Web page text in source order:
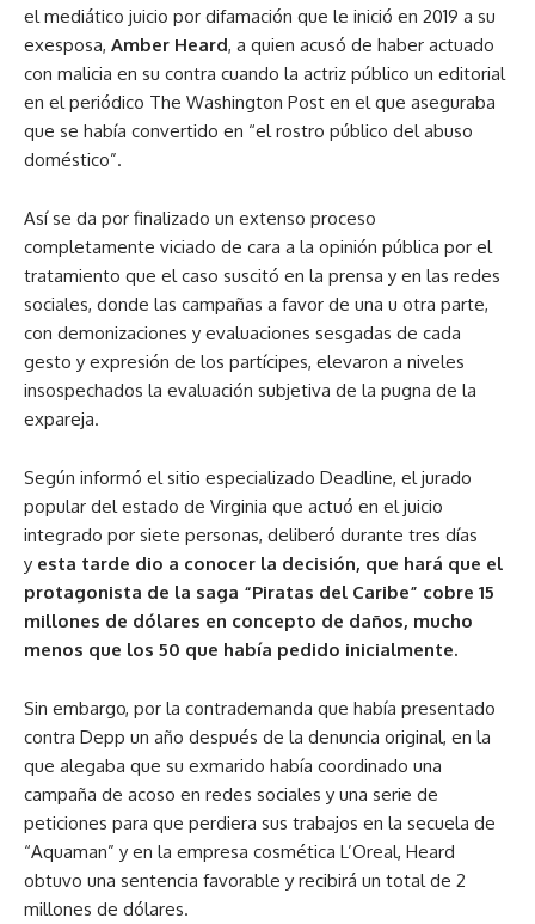
el mediático juicio por difamación que le inició en 2019 a su
exesposa, Amber Heard, a quien acusó de haber actuado
con malicia en su contra cuando la actriz público un editorial
en el periódico The Washington Post en el que aseguraba
que se había convertido en “el rostro público del abuso
doméstico”.
Así se da por finalizado un extenso proceso
completamente viciado de cara a la opinión pública por el
tratamiento que el caso suscitó en la prensa y en las redes
sociales, donde las campañas a favor de una u otra parte,
con demonizaciones y evaluaciones sesgadas de cada
gesto y expresión de los partícipes, elevaron a niveles
insospechados la evaluación subjetiva de la pugna de la
expareja.
Según informó el sitio especializado Deadline, el jurado
popular del estado de Virginia que actuó en el juicio
integrado por siete personas, deliberó durante tres días
y esta tarde dio a conocer la decisión, que hará que el
protagonista de la saga “Piratas del Caribe” cobre 15
millones de dólares en concepto de daños, mucho
menos que los 50 que había pedido inicialmente.
Sin embargo, por la contrademanda que había presentado
contra Depp un año después de la denuncia original, en la
que alegaba que su exmarido había coordinado una
campaña de acoso en redes sociales y una serie de
peticiones para que perdiera sus trabajos en la secuela de
“Aquaman” y en la empresa cosmética L’Oreal, Heard
obtuvo una sentencia favorable y recibirá un total de 2
millones de dólares.